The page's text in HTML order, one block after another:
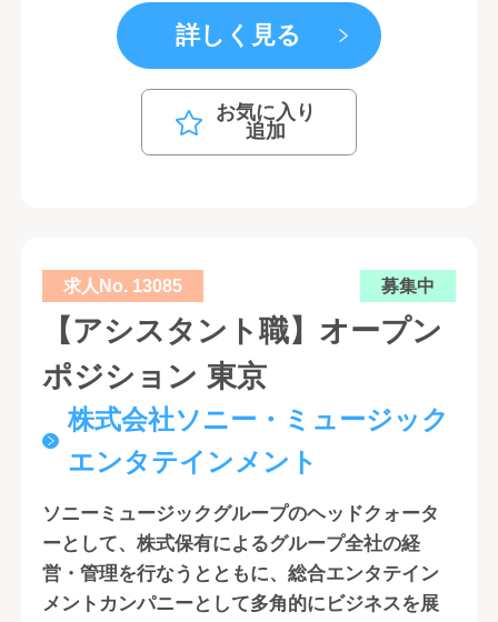
詳しく見る
お気に入り
追加
求人No. 13085 募集中
【アシスタント職】オープン
ポジション 東京
株式会社ソニー・ミュージック
エンタテインメント
ソニーミュージックグループのヘッドクォータ
ーとして、株式保有によるグループ全社の経
営・管理を行なうとともに、総合エンタテイン
メントカンパニーとして多角的にビジネスを展